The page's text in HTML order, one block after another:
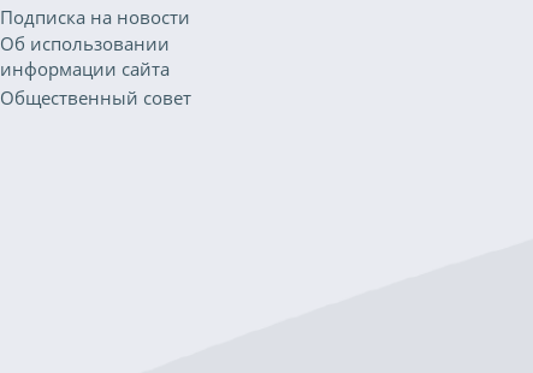
Подписка на новости
Об использовании
информации сайта
Общественный совет